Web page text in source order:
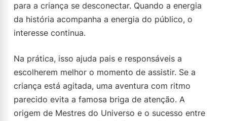
para a criança se desconectar. Quando a energia
da história acompanha a energia do público, o
interesse continua.
Na prática, isso ajuda pais e responsáveis a
escolherem melhor o momento de assistir. Se a
criança está agitada, uma aventura com ritmo
parecido evita a famosa briga de atenção. A
origem de Mestres do Universo e o sucesso entre